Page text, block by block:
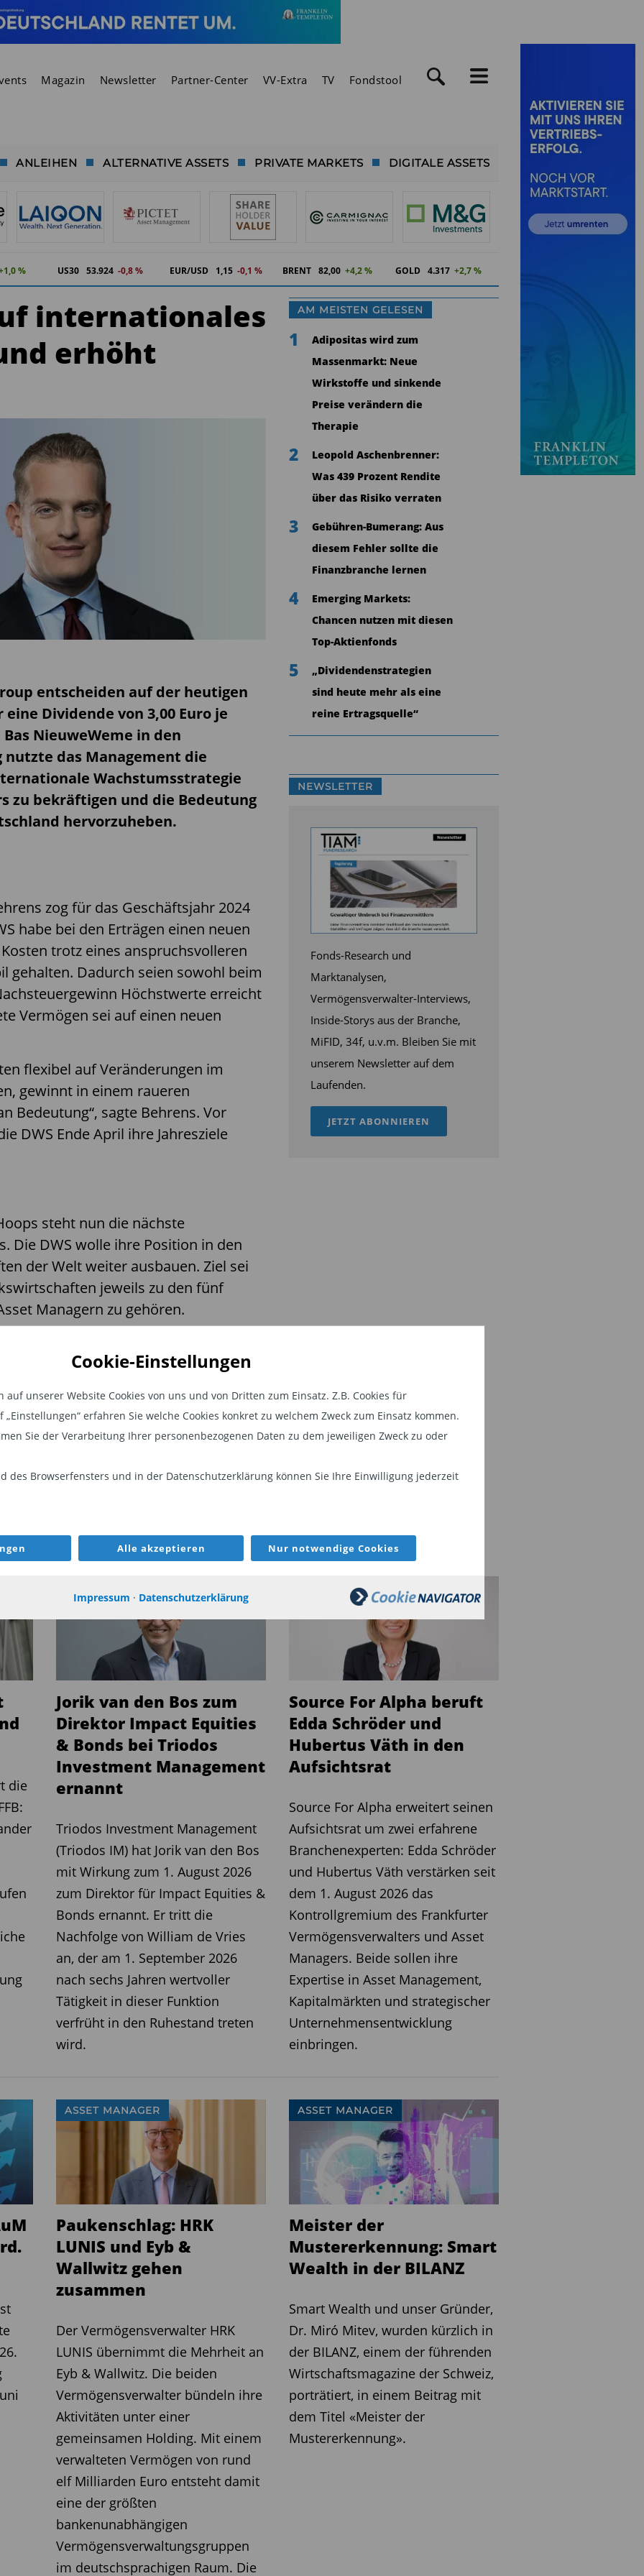
Cookie-Einstellungen
auf unserer Website Cookies von uns und von Dritten zum Einsatz. Z.B. Cookies für
erfahren Sie welche Cookies konkret zu welchem Zweck zum Einsatz kommen.
Sie der Verarbeitung Ihrer personenbezogenen Daten zu dem jeweiligen Zweck zu oder
des Browserfensters und in der Datenschutzerklärung können Sie Ihre Einwilligung jederzeit
Alle akzeptieren Nur notwendige Cookies
Impressum · Datenschutzerklärung
Magazin Newsletter Partner-Center VV-Extra TV Fondstool
ANLEIHEN ALTERNATIVE ASSETS PRIVATE MARKETS DIGITALE ASSETS
% US30 53.924 -0,8 % EUR/USD 1,15 -0,1 % BRENT 82,00 +4,2 % GOLD 4.317 +2,7 %
internationales
erhöht
entscheiden auf der heutigen
Dividende von 3,00 Euro je
NieuweWeme in den
das Management die
Wachstumsstrategie
zu bekräftigen und die Bedeutung
hervorzuheben.
zog für das Geschäftsjahr 2024
habe bei den Erträgen einen neuen
trotz eines anspruchsvolleren
gehalten. Dadurch seien sowohl beim
Höchstwerte erreicht
Vermögen sei auf einen neuen
flexibel auf Veränderungen im
gewinnt in einem raueren
Bedeutung“, sagte Behrens. Vor
DWS Ende April ihre Jahresziele
steht nun die nächste
Die DWS wolle ihre Position in den
der Welt weiter ausbauen. Ziel sei
jeweils zu den fünf
Managern zu gehören.
die Expansion in Asien. Das
India Asset Management geplante
Zugang zum dynamischen
Investments erleichtern. Darüber
weiterhin das Ziel, seinen Anteil
Harvest Fund Management
im Heimatmarkt Deutschland
Als größter Anbieter von
Deutschland wolle die DWS von
profitieren. Dazu zählen unter
Infrastrukturprogramme
wie der Deutschlandfonds.
sagte Hoops und verwies
für die heimische
der Deutschen Bank
erwartet die DWS zudem aus der
der Deutschen Bank. Die
Bank-Gruppe verschaffe dem
zu umfangreichen Vertriebs- und
Insbesondere im institutionellen
für Altersvorsorge und
Hoops weiteres Potenzial.
voranzutreiben, hat die DWS
innerhalb der
Künftig sollen
Präsenz und globale
in den Mittelpunkt rücken. (
Newsletternregelmäßig über die
gibt es aktuelle News aus der
Sie sich anmelden.
erfahren Sie aufFundResearch
Rede und Antwort zu aktuellen
und wo die besten Chancen
AM MEISTEN GELESEN
1
Adipositas wird zum
Massenmarkt: Neue
Wirkstoffe und sinkende
Preise verändern die
Therapie
2
Leopold Aschenbrenner:
Was 439 Prozent Rendite
über das Risiko verraten
3
Gebühren-Bumerang: Aus
diesem Fehler sollte die
Finanzbranche lernen
4
Emerging Markets:
Chancen nutzen mit diesen
Top-Aktienfonds
5
„Dividendenstrategien
sind heute mehr als eine
reine Ertragsquelle“
NEWSLETTER
Fonds-Research und
Marktanalysen,
Vermögensverwalter-Interviews,
Inside-Storys aus der Branche,
MiFID, 34f, u.v.m. Bleiben Sie mit
unserem Newsletter auf dem
Laufenden.
JETZT ABONNIEREN
die
Jorik van den Bos zum
Direktor Impact Equities
& Bonds bei Triodos
Investment Management
ernannt
Triodos Investment Management
(Triodos IM) hat Jorik van den Bos
mit Wirkung zum 1. August 2026
zum Direktor für Impact Equities &
Bonds ernannt. Er tritt die
Nachfolge von William de Vries
an, der am 1. September 2026
nach sechs Jahren wertvoller
Tätigkeit in dieser Funktion
verfrüht in den Ruhestand treten
wird.
ASSET MANAGER
Source For Alpha beruft
Edda Schröder und
Hubertus Väth in den
Aufsichtsrat
Source For Alpha erweitert seinen
Aufsichtsrat um zwei erfahrene
Branchenexperten: Edda Schröder
und Hubertus Väth verstärken seit
dem 1. August 2026 das
Kontrollgremium des Frankfurter
Vermögensverwalters und Asset
Managers. Beide sollen ihre
Expertise in Asset Management,
Kapitalmärkten und strategischer
Unternehmensentwicklung
einbringen.
ASSET MANAGER
Paukenschlag: HRK
LUNIS und Eyb &
Wallwitz gehen
zusammen
Der Vermögensverwalter HRK
LUNIS übernimmt die Mehrheit an
Eyb & Wallwitz. Die beiden
Vermögensverwalter bündeln ihre
Aktivitäten unter einer
gemeinsamen Holding. Mit einem
verwalteten Vermögen von rund
elf Milliarden Euro entsteht damit
eine der größten
bankenunabhängigen
Vermögensverwaltungsgruppen
im deutschsprachigen Raum. Die
ASSET MANAGER
Meister der
Mustererkennung: Smart
Wealth in der BILANZ
Smart Wealth und unser Gründer,
Dr. Miró Mitev, wurden kürzlich in
der BILANZ, einem der führenden
Wirtschaftsmagazine der Schweiz,
porträtiert, in einem Beitrag mit
dem Titel «Meister der
Mustererkennung».